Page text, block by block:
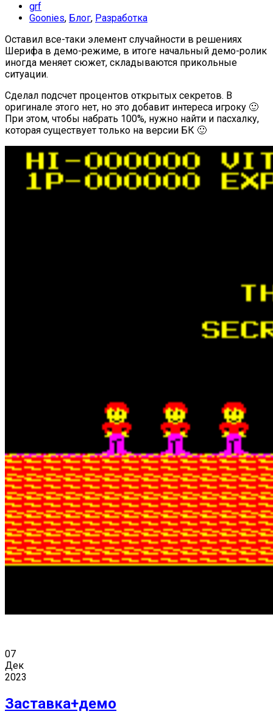
grf
Goonies, Блог, Разработка
Оставил все-таки элемент случайности в решениях
Шерифа в демо-режиме, в итоге начальный демо-ролик
иногда меняет сюжет, складываются прикольные
ситуации.
Сделал подсчет процентов открытых секретов. В
оригинале этого нет, но это добавит интереса игроку 🙂
При этом, чтобы набрать 100%, нужно найти и пасхалку,
которая существует только на версии БК 🙂
07
Дек
2023
Заставка+демо